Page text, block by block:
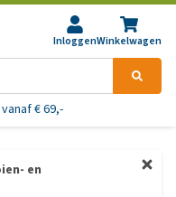
InloggenWinkelwagen
€ 69,-
en